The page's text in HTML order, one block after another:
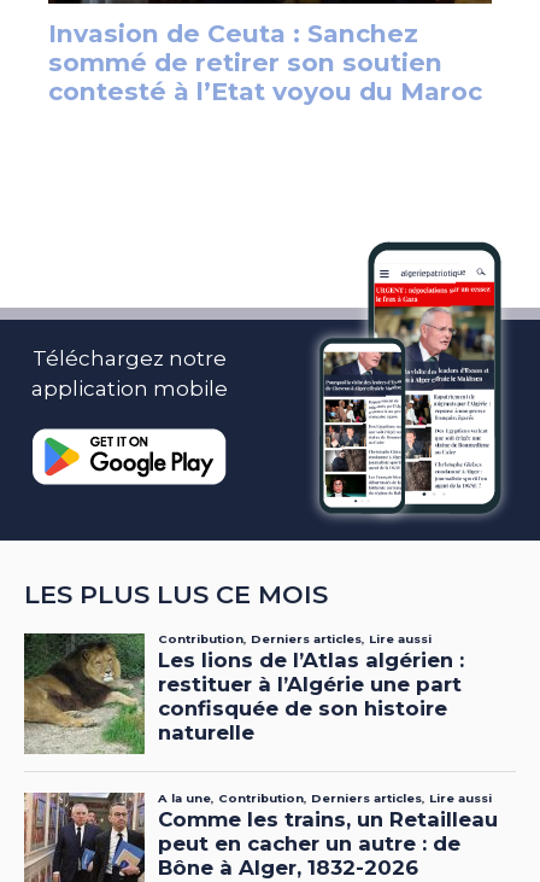
Téléchargez notre
application mobile
LES PLUS LUS CE MOIS